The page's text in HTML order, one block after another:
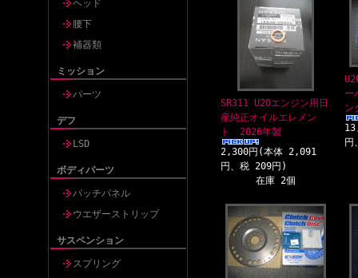
ヘッド
腰下
補器類
ミッション
パーツ
デフ
LSD
ボディパーツ
パッチパネル
ウエザーストリップ
サスペンション
スプリング
SR311 U20エンジン用日
産純正オイルエレメン
ト 2026年製
2,300円(本体 2,091
円、税 209円)
在庫 2個
ー
ン